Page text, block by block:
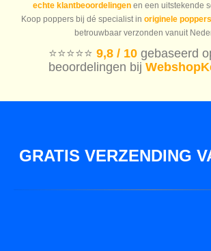
echte klantbeoordelingenen een uitstekende
Koop poppers bij dé specialist in originele poppers
betrouwbaar verzonden vanuit
⭐️⭐️⭐️⭐️⭐️ 9,8 / 10 gebaseerd
beoordelingen bij
GRATIS VERZENDING